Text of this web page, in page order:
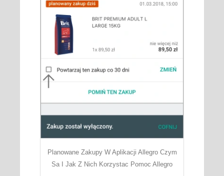
Planowane Zakupy W Aplikacji Allegro Czym
Sa I Jak Z Nich Korzystac Pomoc Allegro